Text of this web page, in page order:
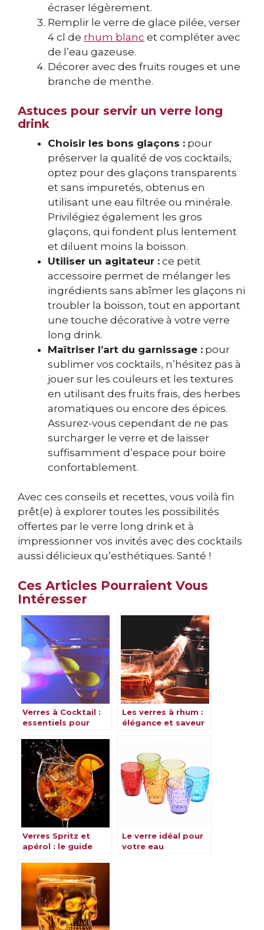
écraser légèrement.
Remplir le verre de glace pilée, verser
4 cl de rhum blanc et compléter avec
de l’eau gazeuse.
Décorer avec des fruits rouges et une
branche de menthe.
Astuces pour servir un verre long
drink
Choisir les bons glaçons : pour
préserver la qualité de vos cocktails,
optez pour des glaçons transparents
et sans impuretés, obtenus en
utilisant une eau filtrée ou minérale.
Privilégiez également les gros
glaçons, qui fondent plus lentement
et diluent moins la boisson.
Utiliser un agitateur : ce petit
accessoire permet de mélanger les
ingrédients sans abîmer les glaçons ni
troubler la boisson, tout en apportant
une touche décorative à votre verre
long drink.
Maîtriser l’art du garnissage : pour
sublimer vos cocktails, n’hésitez pas à
jouer sur les couleurs et les textures
en utilisant des fruits frais, des herbes
aromatiques ou encore des épices.
Assurez-vous cependant de ne pas
surcharger le verre et de laisser
suffisamment d’espace pour boire
confortablement.
Avec ces conseils et recettes, vous voilà fin
prêt(e) à explorer toutes les possibilités
offertes par le verre long drink et à
impressionner vos invités avec des cocktails
aussi délicieux qu’esthétiques. Santé !
Ces Articles Pourraient Vous
Intéresser
Verres à Cocktail :
essentiels pour
boissons préférées
Les verres à rhum :
élégance et saveur
Verres Spritz et
apérol : le guide
idéal
Le verre idéal pour
votre eau